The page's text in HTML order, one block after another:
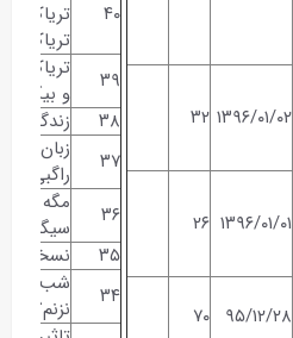
۱۳۹۶/۰۱/۰۲ ۳۲
۱۳۹۶/۰۱/۰۱ ۲۶
۹۵/۱۲/۲۸ ۷۰
۴۰
تریاک؟
تریاک
۳۹
تریاک و
و بیکاری
۳۸
زندگی
۳۷
زبان زد
راگبی
۳۶
مگه
سیگار
۳۵
نسخه
۳۴
شب
نزنم؟؟؟؟